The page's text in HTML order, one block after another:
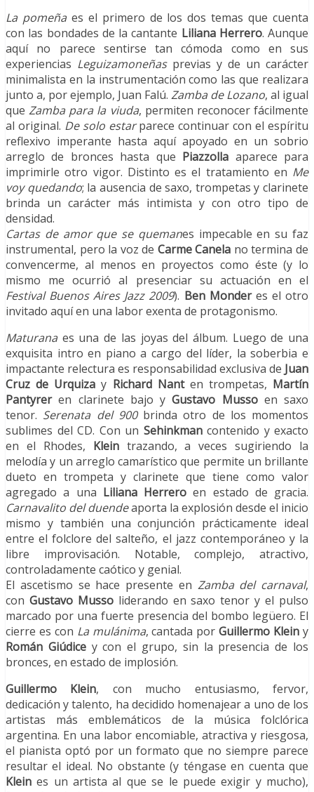
La pomeña es el primero de los dos temas que cuenta
con las bondades de la cantante Liliana Herrero. Aunque
aquí no parece sentirse tan cómoda como en sus
experiencias Leguizamoneñasprevias y de un carácter
minimalista en la instrumentación como las que realizara
junto a, por ejemplo, Juan Falú. Zamba de Lozano, al igual
queZamba para la viuda, permiten reconocer fácilmente
al original. De solo estarparece continuar con el espíritu
reflexivo imperante hasta aquí apoyado en un sobrio
arreglo de bronces hasta que Piazzolla aparece para
imprimirle otro vigor. Distinto es el tratamiento en Me
voy quedando; la ausencia de saxo, trompetas y clarinete
brinda un carácter más intimista y con otro tipo de
densidad.
Cartas de amor que se quemanes impecable en su faz
instrumental, pero la voz de Carme Canela no termina de
convencerme, al menos en proyectos como éste (y lo
mismo me ocurrió al presenciar su actuación en el
Festival Buenos Aires Jazz 2009). Ben Monderes el otro
invitado aquí en una labor exenta de protagonismo.
Maturana es una de las joyas del álbum. Luego de una
exquisita intro en piano a cargo del líder, la soberbia e
impactante relectura es responsabilidad exclusiva de Juan
Cruz de Urquiza y Richard Nant en trompetas, Martín
Pantyreren clarinete bajo yGustavo Mussoen saxo
tenor. Serenata del 900brinda otro de los momentos
sublimes del CD. Con un Sehinkmancontenido y exacto
en el Rhodes, Kleintrazando, a veces sugiriendo la
melodía y un arreglo camarístico que permite un brillante
dueto en trompeta y clarinete que tiene como valor
agregado a una Liliana Herrero en estado de gracia.
Carnavalito del duendeaporta la explosión desde el inicio
mismo y también una conjunción prácticamente ideal
entre el folclore del salteño, el jazz contemporáneo y la
libre improvisación. Notable, complejo, atractivo,
controladamente caótico y genial.
El ascetismo se hace presente en Zamba del carnaval,
con Gustavo Mussoliderando en saxo tenor y el pulso
marcado por una fuerte presencia del bombo legüero. El
cierre es con La mulánima, cantada porGuillermo Klein y
Román Giúdicey con el grupo, sin la presencia de los
bronces, en estado de implosión.
Guillermo Klein, con mucho entusiasmo, fervor,
dedicación y talento, ha decidido homenajear a uno de los
artistas más emblemáticos de la música folclórica
argentina. En una labor encomiable, atractiva y riesgosa,
el pianista optó por un formato que no siempre parece
resultar el ideal. No obstante (y téngase en cuenta que
Klein es un artista al que se le puede exigir y mucho),